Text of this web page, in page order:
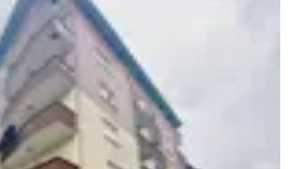
2+1 Kiralık Daire
3 Nolu Erdoğdu Mahallesi
m²· 5. Kat· 04.08.2026